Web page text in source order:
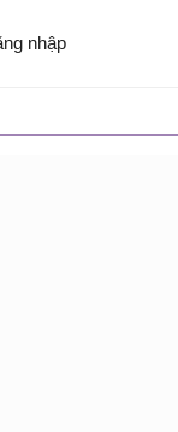
nhập